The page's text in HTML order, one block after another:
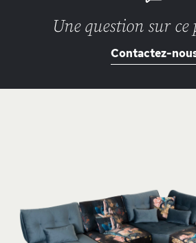
Une question sur
Contactez-